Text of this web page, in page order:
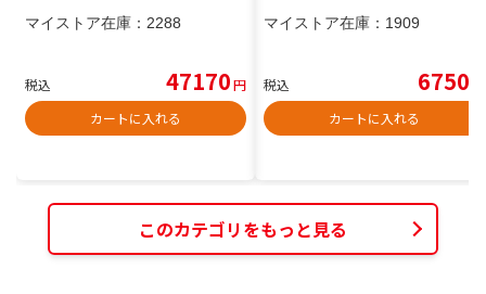
マイストア在庫： 2288
税込 47170円
カートに入れる
マイストア在庫： 1909
税込 6750
カートに入れる
このカテゴリをもっと見る